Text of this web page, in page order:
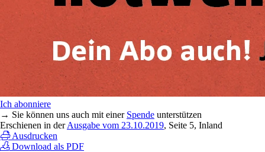
Ich abonniere
→ Sie können uns auch mit einer Spende unterstützen
Erschienen in derAusgabe vom 23.10.2019, Seite 5, Inland
Ausdrucken
Download als PDF